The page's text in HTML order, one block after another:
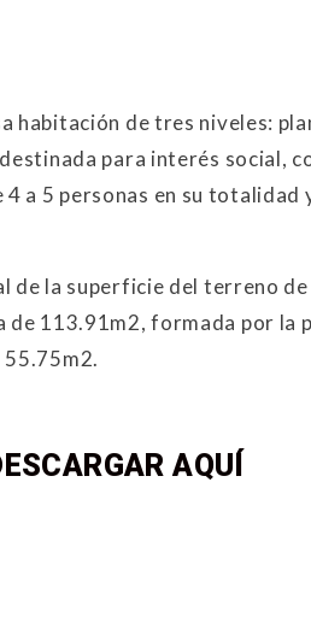
habitación de tres niveles:
para interés social,
a 5 personas en su totalidad
de la superficie del terreno
113.91m2, formada por la
55.75m2.
AQUÍ